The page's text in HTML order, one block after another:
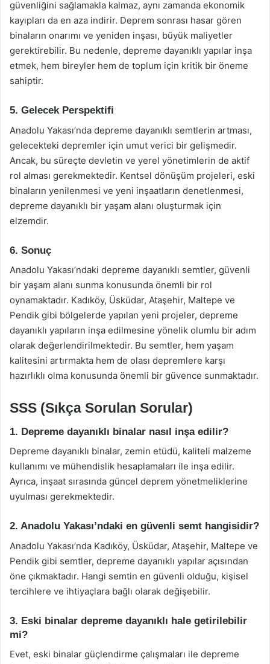
güvenliğini sağlamakla kalmaz, aynı zamanda ekonomik
kayıpları da en aza indirir. Deprem sonrası hasar gören
binaların onarımı ve yeniden inşası, büyük maliyetler
gerektirebilir. Bu nedenle, depreme dayanıklı yapılar inşa
etmek, hem bireyler hem de toplum için kritik bir öneme
sahiptir.
5. Gelecek Perspektifi
Anadolu Yakası’nda depreme dayanıklı semtlerin artması,
gelecekteki depremler için umut verici bir gelişmedir.
Ancak, bu süreçte devletin ve yerel yönetimlerin de aktif
rol alması gerekmektedir. Kentsel dönüşüm projeleri, eski
binaların yenilenmesi ve yeni inşaatların denetlenmesi,
depreme dayanıklı bir yaşam alanı oluşturmak için
elzemdir.
6. Sonuç
Anadolu Yakası’ndaki depreme dayanıklı semtler, güvenli
bir yaşam alanı sunma konusunda önemli bir rol
oynamaktadır. Kadıköy, Üsküdar, Ataşehir, Maltepe ve
Pendik gibi bölgelerde yapılan yeni projeler, depreme
dayanıklı yapıların inşa edilmesine yönelik olumlu bir adım
olarak değerlendirilmektedir. Bu semtler, hem yaşam
kalitesini artırmakta hem de olası depremlere karşı
hazırlıklı olma konusunda önemli bir güvence sunmaktadır.
SSS (Sıkça Sorulan Sorular)
1. Depreme dayanıklı binalar nasıl inşa edilir?
Depreme dayanıklı binalar, zemin etüdü, kaliteli malzeme
kullanımı ve mühendislik hesaplamaları ile inşa edilir.
Ayrıca, inşaat sırasında güncel deprem yönetmeliklerine
uyulması gerekmektedir.
2. Anadolu Yakası’ndaki en güvenli semt hangisidir?
Anadolu Yakası’nda Kadıköy, Üsküdar, Ataşehir, Maltepe ve
Pendik gibi semtler, depreme dayanıklı yapılar açısından
öne çıkmaktadır. Hangi semtin en güvenli olduğu, kişisel
tercihlere ve ihtiyaçlara bağlı olarak değişebilir.
3. Eski binalar depreme dayanıklı hale getirilebilir
mi?
Evet, eski binalar güçlendirme çalışmaları ile depreme